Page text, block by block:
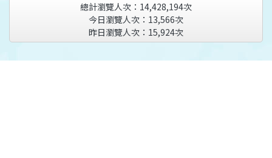
總計瀏覽人次： 14,428,194次
今日瀏覽人次： 13,566次
昨日瀏覽人次： 15,924次